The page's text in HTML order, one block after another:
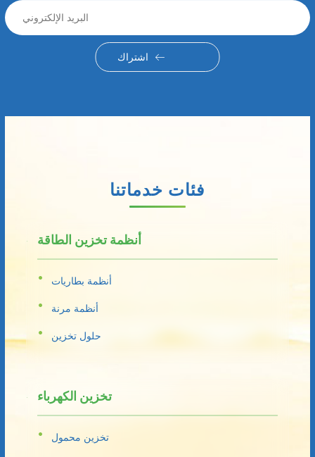
اشتراك
فئات خدماتنا
أنظمة تخزين الطاقة
أنظمة بطاريات
أنظمة مرنة
حلول تخزين
تخزين الكهرباء
تخزين محمول